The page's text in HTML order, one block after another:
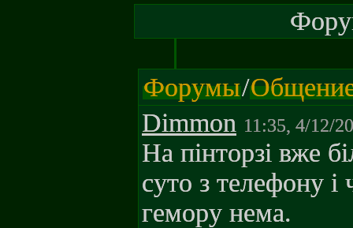
Форумы/
Dimmon 11:35, 4/12/
На пінторзі вже
суто з телефону і
гемору нема.